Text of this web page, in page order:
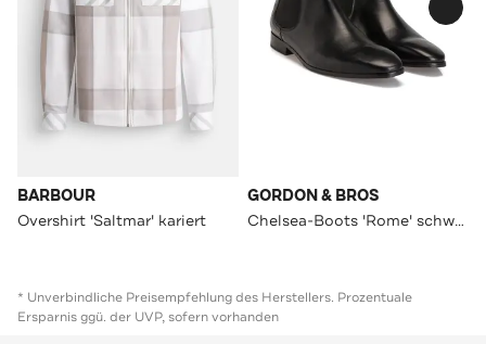
BARBOUR
Overshirt 'Saltmar' kariert
GORDON & BROS
Chelsea-Boots 'Rome' schwarz
* Unverbindliche Preisempfehlung des Herstellers. Prozentuale
Ersparnis ggü. der UVP, sofern vorhanden